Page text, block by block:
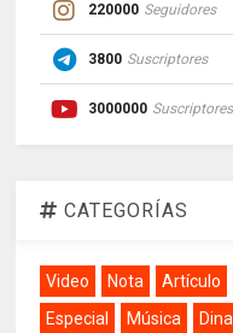
220000 Seguidores
3800 Suscriptores
3000000 Suscriptores
CATEGORÍAS
Video Nota Artículo
Especial
Música